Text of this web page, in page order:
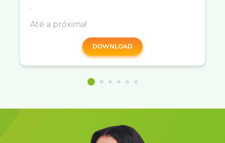
.
Até a próxima!
DOWNLOAD